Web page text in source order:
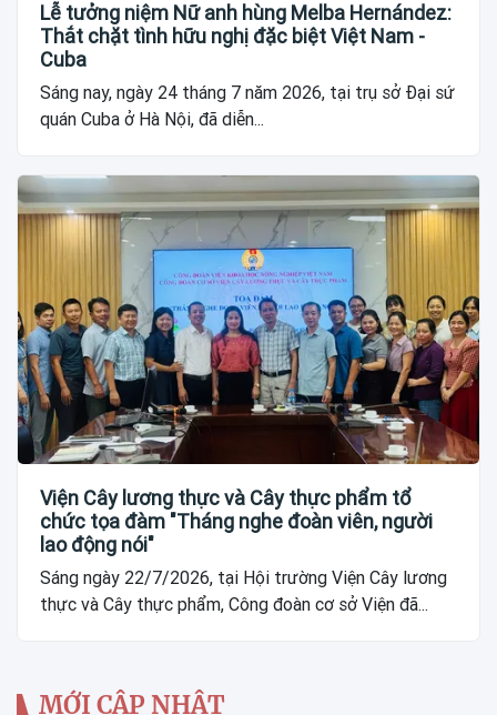
Lễ tưởng niệm Nữ anh hùng Melba Hernández:
Thắt chặt tình hữu nghị đặc biệt Việt Nam -
Cuba
Sáng nay, ngày 24 tháng 7 năm 2026, tại trụ sở Đại sứ
quán Cuba ở Hà Nội, đã diễn...
Viện Cây lương thực và Cây thực phẩm tổ
chức tọa đàm "Tháng nghe đoàn viên, người
lao động nói"
Sáng ngày 22/7/2026, tại Hội trường Viện Cây lương
thực và Cây thực phẩm, Công đoàn cơ sở Viện đã...
MỚI CẬP NHẬT